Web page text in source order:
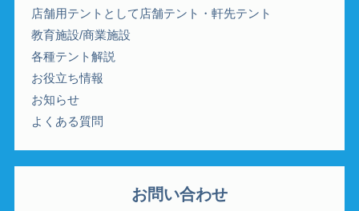
店舗用テントとして店舗テント・軒先テント
教育施設/商業施設
各種テント解説
お役立ち情報
お知らせ
よくある質問
お問い合わせ